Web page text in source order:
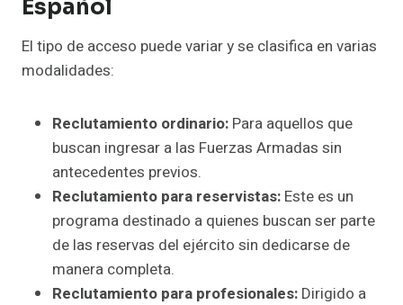
Español
El tipo de acceso puede variar y se clasifica en varias
modalidades:
Reclutamiento ordinario: Para aquellos que
buscan ingresar a las Fuerzas Armadas sin
antecedentes previos.
Reclutamiento para reservistas: Este es un
programa destinado a quienes buscan ser parte
de las reservas del ejército sin dedicarse de
manera completa.
Reclutamiento para profesionales: Dirigido a